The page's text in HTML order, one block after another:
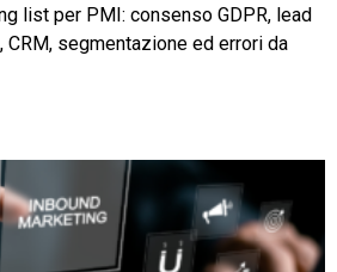
list per PMI: consenso GDPR, lead
CRM, segmentazione ed errori da